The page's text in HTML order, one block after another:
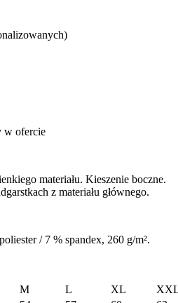
w ofercie
materiału. Kieszenie boczne.
z materiału głównego.
/ 7 % spandex, 260 g/m².
M L XL